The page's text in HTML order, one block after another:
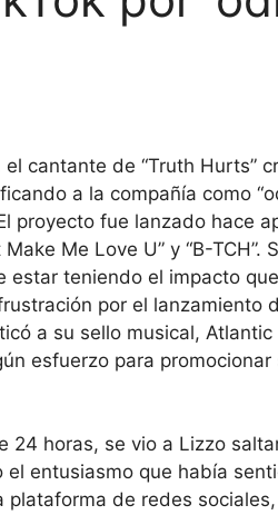
el cantante de “Truth Hurts”
a la compañía como
proyecto fue lanzado hace
Me Love U” y “B-TCH”.
estar teniendo el impacto
por el lanzamiento
a su sello musical,
esfuerzo para
24 horas, se vio a Lizzo
entusiasmo que había
de redes